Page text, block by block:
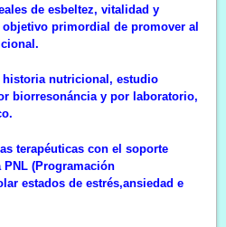
de esbeltez, vitalidad y
primordial de promover al
historia nutricional, estudio
biorresonáncia y por laboratorio,
terapéuticas con el soporte
(Programación
estados de estrés,ansiedad e